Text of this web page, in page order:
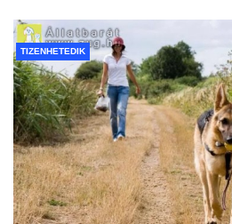
TIZENHETEDIK